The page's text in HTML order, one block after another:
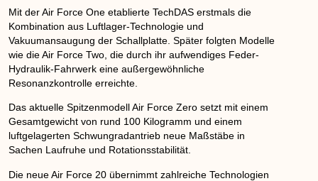
Mit der Air Force One etablierte TechDAS erstmals die
Kombination aus Luftlager-Technologie und
Vakuumansaugung der Schallplatte. Später folgten Modelle
wie die Air Force Two, die durch ihr aufwendiges Feder-
Hydraulik-Fahrwerk eine außergewöhnliche
Resonanzkontrolle erreichte.
Das aktuelle Spitzenmodell Air Force Zero setzt mit einem
Gesamtgewicht von rund 100 Kilogramm und einem
luftgelagerten Schwungradantrieb neue Maßstäbe in
Sachen Laufruhe und Rotationsstabilität.
Die neue Air Force 20 übernimmt zahlreiche Technologien